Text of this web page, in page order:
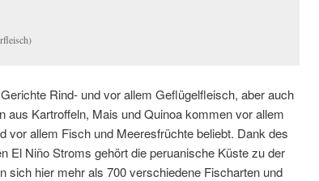
Rind- und vor allem Geflügelfleisch, aber auch
aus Kartroffeln, Mais und Quinoa kommen vor allem
vor allem Fisch und Meeresfrüchte beliebt. Dank des
El Niño Stroms gehört die peruanische Küste zu der
sich hier mehr als 700 verschiedene Fischarten und